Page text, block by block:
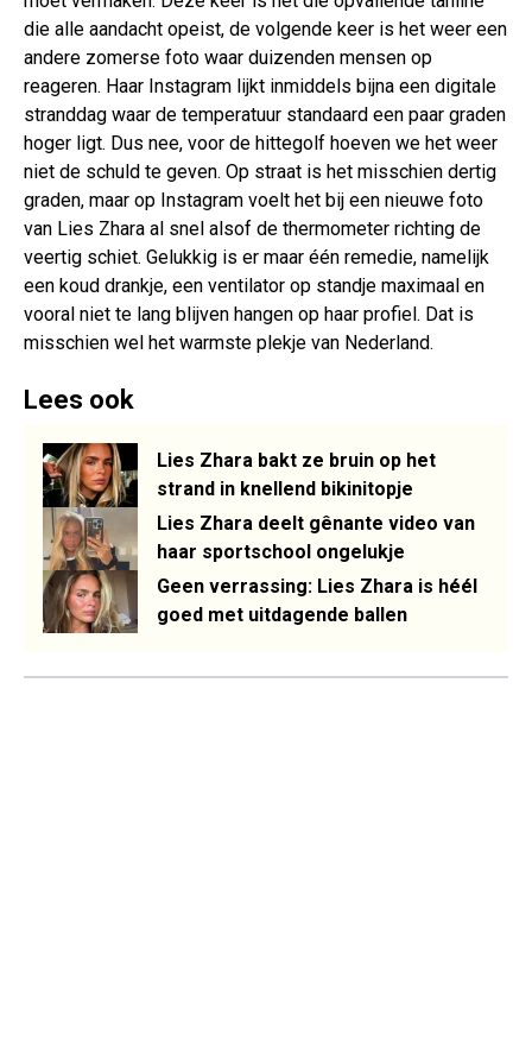
die alle aandacht opeist, de volgende keer is het weer een
andere zomerse foto waar duizenden mensen op
reageren. Haar Instagram lijkt inmiddels bijna een digitale
stranddag waar de temperatuur standaard een paar graden
hoger ligt. Dus nee, voor de hittegolf hoeven we het weer
niet de schuld te geven. Op straat is het misschien dertig
graden, maar op Instagram voelt het bij een nieuwe foto
van Lies Zhara al snel alsof de thermometer richting de
veertig schiet. Gelukkig is er maar één remedie, namelijk
een koud drankje, een ventilator op standje maximaal en
vooral niet te lang blijven hangen op haar profiel. Dat is
misschien wel het warmste plekje van Nederland.
Lees ook
Lies Zhara bakt ze bruin op het
strand in knellend bikinitopje
Lies Zhara deelt gênante video van
haar sportschool ongelukje
Geen verrassing: Lies Zhara is héél
goed met uitdagende ballen